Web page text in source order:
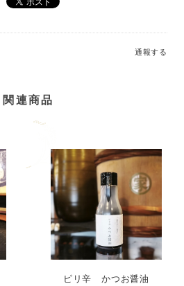
通報する
関連商品
ピリ辛 かつお醤油